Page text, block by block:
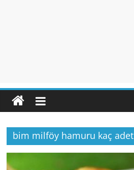
bim milföy hamuru kaç adet